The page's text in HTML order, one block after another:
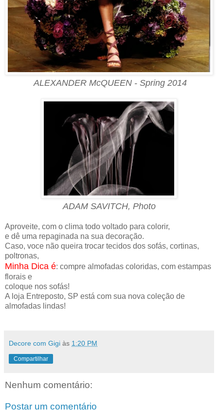
ALEXANDER McQUEEN - Spring 2014
ADAM SAVITCH, Photo
Aproveite, com o clima todo voltado para colorir,
e dê uma repaginada na sua decoração.
Caso, voce não queira trocar tecidos dos sofás, cortinas,
poltronas,
Minha Dica é: compre almofadas coloridas, com estampas
florais e
coloque nos sofás!
A loja Entreposto, SP está com sua nova coleção de
almofadas lindas!
Decore com Gigi às 1:20 PM
Compartilhar
Nenhum comentário:
Postar um comentário